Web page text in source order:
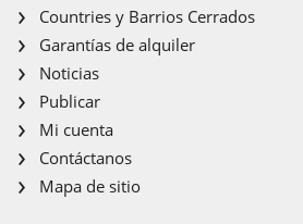
Countries y Barrios Cerrados
Garantías de alquiler
Noticias
Publicar
Mi cuenta
Contáctanos
Mapa de sitio